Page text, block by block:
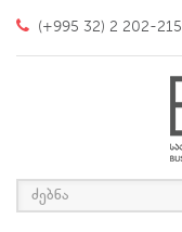
(+995 32) 2 202-215